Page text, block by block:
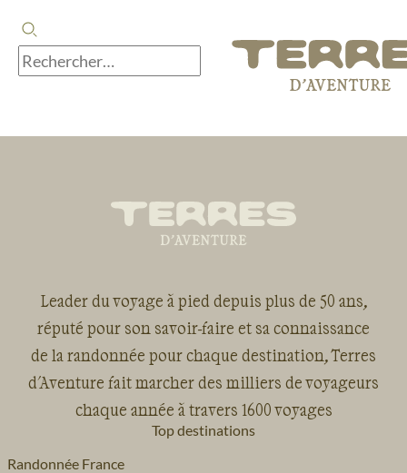
Leader du voyage à pied depuis plus de 50 ans,
réputé pour son savoir-faire et sa connaissance
de la randonnée pour chaque destination, Terres
d'Aventure fait marcher des milliers de voyageurs
chaque année à travers 1600 voyages
Top destinations
Randonnée France